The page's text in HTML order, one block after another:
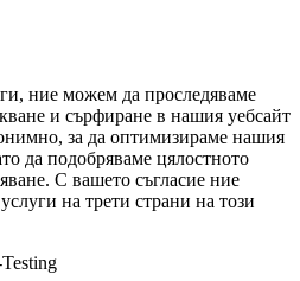
ние можем да проследяваме
и сърфиране в нашия уебсайт
за да оптимизираме нашия
да подобряваме цялостното
С вашето съгласие ние
на трети страни на този